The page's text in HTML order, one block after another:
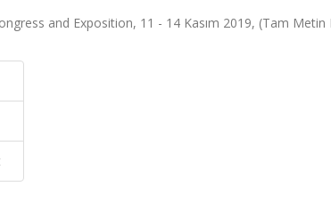
and Exposition, 11 - 14 Kasım 2019, (Tam Metin